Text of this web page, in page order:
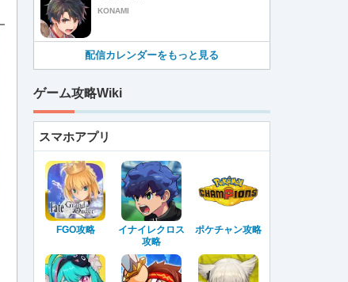
KONAMI
配信カレンダーをもっと見る
ゲーム攻略Wiki
スマホアプリ
FGO攻略
イナイレクロス
攻略
ポケチャン攻略